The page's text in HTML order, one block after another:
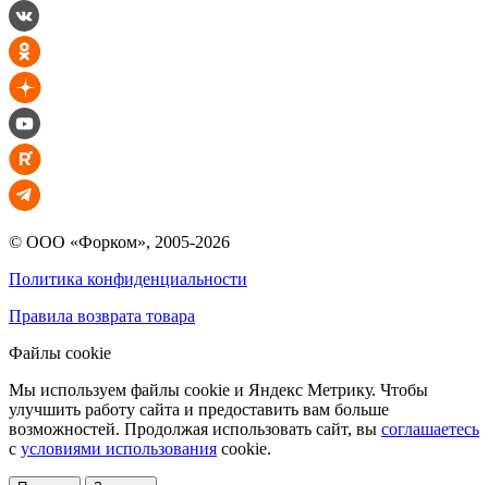
© ООО «Форком», 2005-2026
Политика конфиденциальности
Правила возврата товара
Файлы cookie
Мы используем файлы cookie и Яндекс Метрику. Чтобы
улучшить работу сайта и предоставить вам больше
возможностей. Продолжая использовать сайт, вы соглашаетесь
с условиями использования cookie.